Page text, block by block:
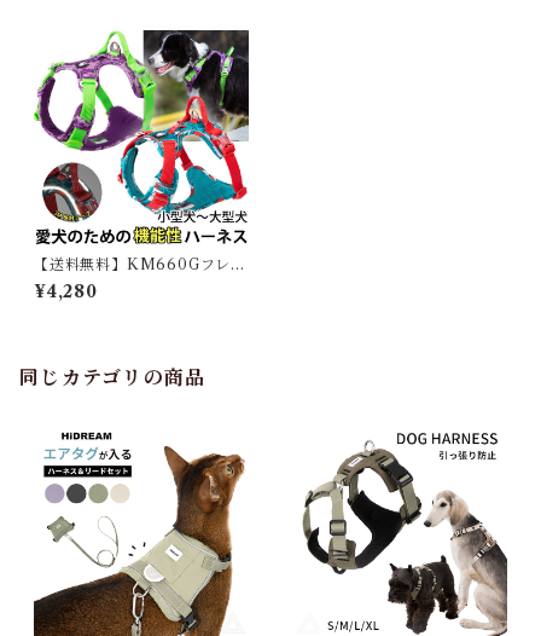
【送料無料】KM660Gフレン
チブルドッグ 犬 ソフトハーネ
ス ハーネス 超小型犬 小型犬
ン入り 優しい 痛くない
¥4,280
同じカテゴリの商品